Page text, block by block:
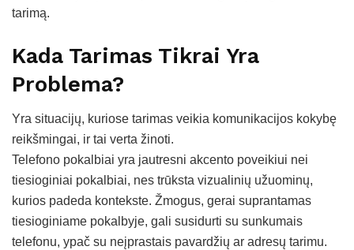
tarimą.
Kada Tarimas Tikrai Yra
Problema?
Yra situacijų, kuriose tarimas veikia komunikacijos kokybę
reikšmingai, ir tai verta žinoti.
Telefono pokalbiai yra jautresni akcento poveikiui nei
tiesioginiai pokalbiai, nes trūksta vizualinių užuominų,
kurios padeda kontekste. Žmogus, gerai suprantamas
tiesioginiame pokalbyje, gali susidurti su sunkumais
telefonu, ypač su neįprastais pavardžių ar adresų tarimu.